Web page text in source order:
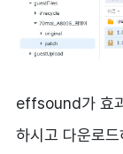
effsound가 효
하시고 다운로